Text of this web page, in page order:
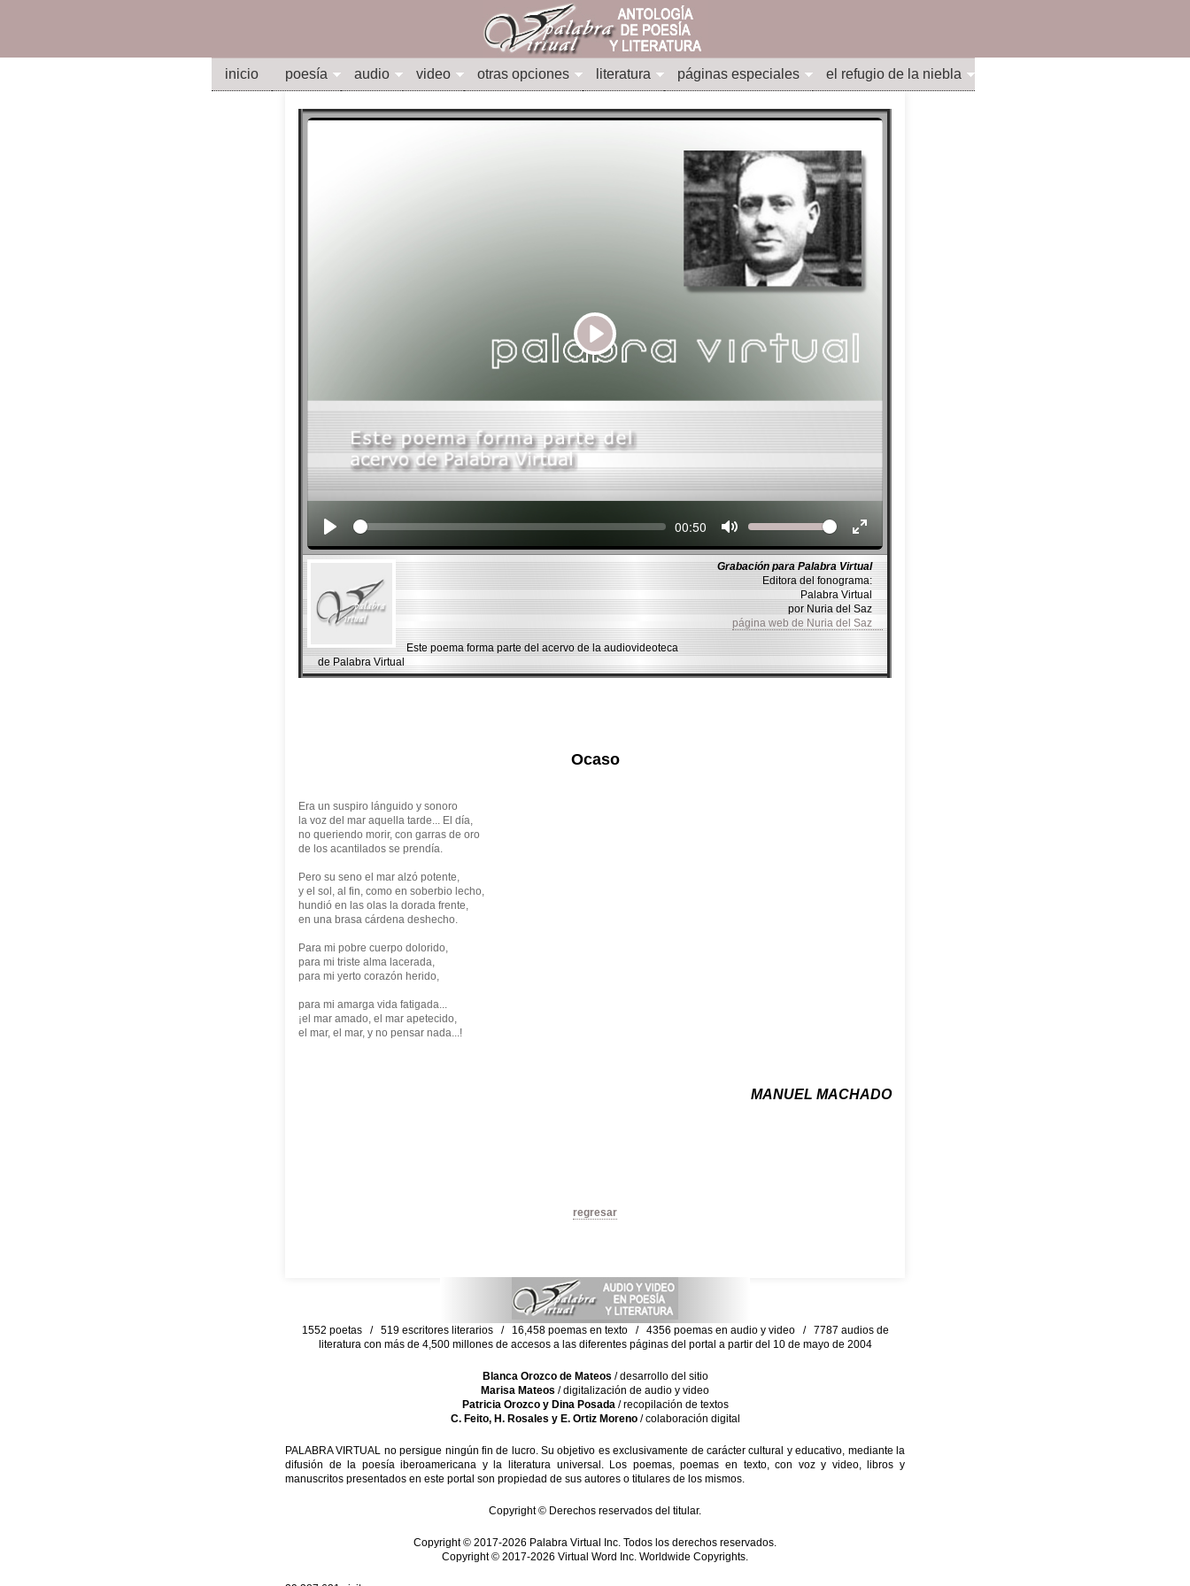
inicio poesía audio video otras opciones literatura páginas especiales el refugio de la niebla
Play
Seek Current
00:50 Volume
Grabación para Palabra Virtual
Editora del fonograma:
Palabra Virtual
por Nuria del Saz
página web de Nuria del Saz
Este poema forma parte del acervo de la audiovideoteca
de Palabra Virtual
Ocaso
Era un suspiro lánguido y sonoro
la voz del mar aquella tarde... El día,
no queriendo morir, con garras de oro
de los acantilados se prendía.
Pero su seno el mar alzó potente,
y el sol, al fin, como en soberbio lecho,
hundió en las olas la dorada frente,
en una brasa cárdena deshecho.
Para mi pobre cuerpo dolorido,
para mi triste alma lacerada,
para mi yerto corazón herido,
para mi amarga vida fatigada...
¡el mar amado, el mar apetecido,
el mar, el mar, y no pensar nada...!
MANUEL MACHADO
regresar
1552 poetas / 519 escritores literarios / 16,458 poemas en texto / 4356 poemas en audio y video / 7787 audios de
literatura con más de 4,500 millones de accesos a las diferentes páginas del portal a partir del 10 de mayo de 2004
Blanca Orozco de Mateos / desarrollo del sitio
Marisa Mateos / digitalización de audio y video
Patricia Orozco y Dina Posada/ recopilación de textos
C. Feito, H. Rosales y E. Ortiz Moreno/ colaboración digital
PALABRA VIRTUAL no persigue ningún fin de lucro. Su objetivo es exclusivamente de carácter cultural y educativo, mediante la
difusión de la poesía iberoamericana y la literatura universal. Los poemas, poemas en texto, con voz y video, libros y
manuscritos presentados en este portal son propiedad de sus autores o titulares de los mismos.
Copyright © Derechos reservados del titular.
Copyright © 2017-2026 Palabra Virtual Inc. Todos los derechos reservados.
Copyright © 2017-2026 Virtual Word Inc. Worldwide Copyrights.